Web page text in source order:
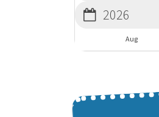
2026
Aug